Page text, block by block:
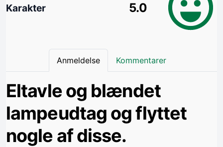
Karakter 5.0
Anmeldelse Kommentarer
Eltavle og blændet
lampeudtag og flyttet
nogle af disse.